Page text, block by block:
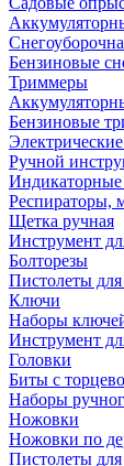
Бензиновые
Триммеры
Бензиновые
Ручной
Индикаторные
Респираторы,
Щетка ручная
Инструмент
Болторезы
Пистолеты
Ключи
Наборы
Инструмент
Головки
Биты с
Наборы
Ножовки
Ножовки по
Пистолеты для